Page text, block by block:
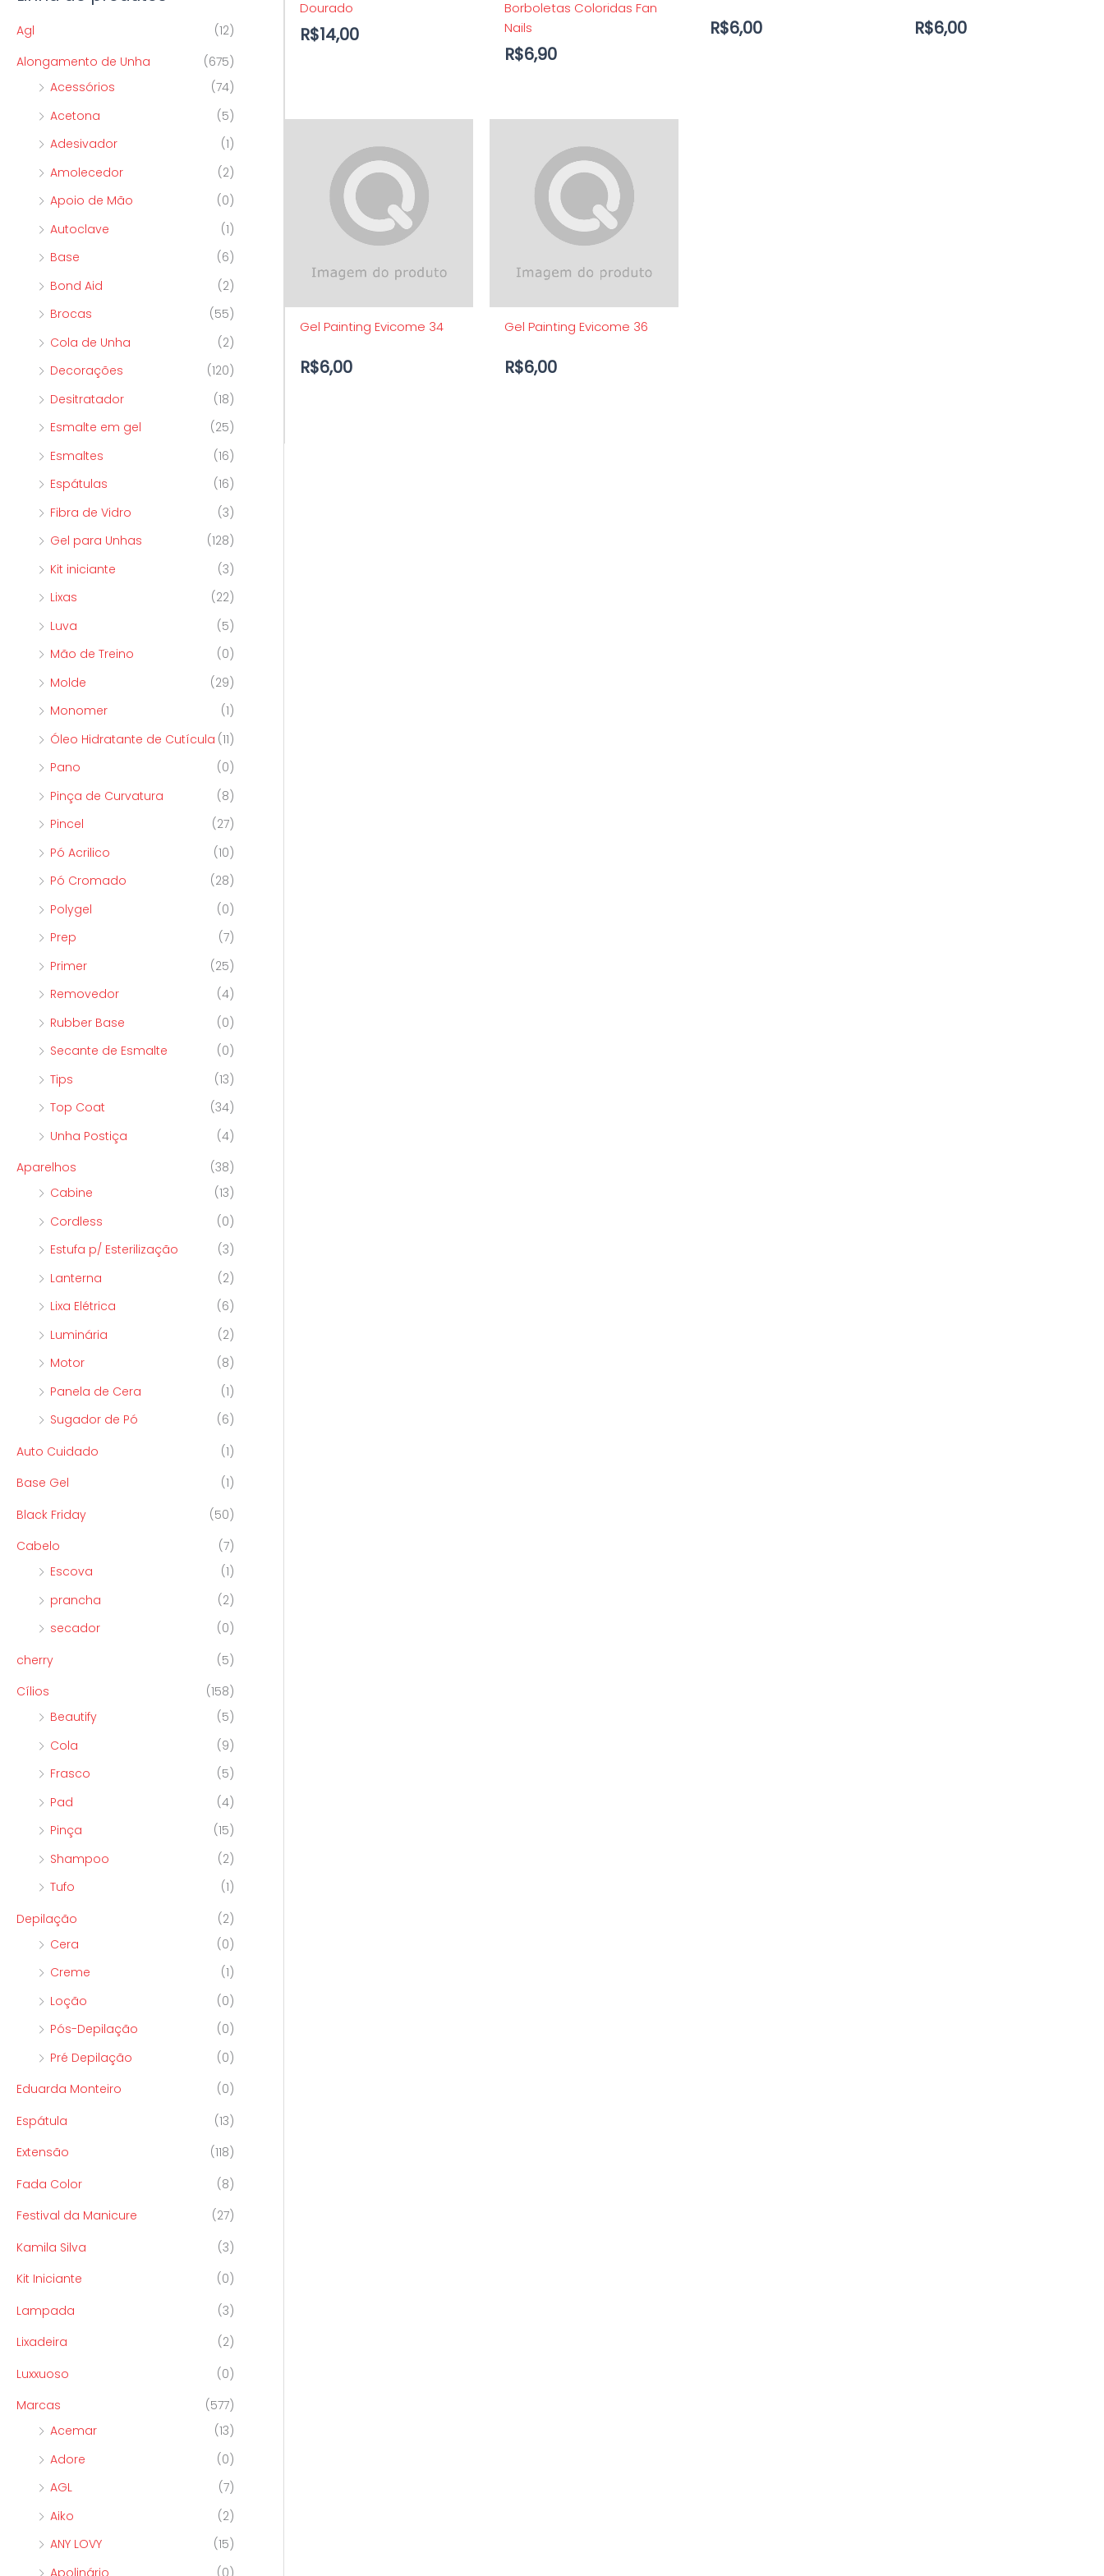
o
r
Agl
(12)
Alongamento de Unha
(675)
Acessórios
(74)
Acetona
(5)
Adesivador
(1)
Amolecedor
(2)
Apoio de Mão
(0)
Autoclave
(1)
Base
(6)
Bond Aid
(2)
Brocas
(55)
Cola de Unha
(2)
Decorações
(120)
Desitratador
(18)
Esmalte em gel
(25)
Esmaltes
(16)
Espátulas
(16)
Fibra de Vidro
(3)
Gel para Unhas
(128)
Kit iniciante
(3)
Lixas
(22)
Luva
(5)
Mão de Treino
(0)
Molde
(29)
Monomer
(1)
Óleo Hidratante de Cutícula (11)
Pano
(0)
Pinça de Curvatura
(8)
Pincel
(27)
Pó Acrilico
(10)
Pó Cromado
(28)
Polygel
(0)
Prep
(7)
Primer
(25)
Removedor
(4)
Rubber Base
(0)
Secante de Esmalte
(0)
Tips
(13)
Top Coat
(34)
Unha Postiça
(4)
Aparelhos
(38)
Cabine
(13)
Cordless
(0)
Estufa p/ Esterilização
(3)
Lanterna
(2)
Lixa Elétrica
(6)
Luminária
(2)
Motor
(8)
Panela de Cera
(1)
Sugador de Pó
(6)
Auto Cuidado
(1)
Base Gel
(1)
Black Friday
(50)
Cabelo
(7)
Escova
(1)
prancha
(2)
secador
(0)
cherry
(5)
Cílios
(158)
Beautify
(5)
Cola
(9)
Frasco
(5)
Pad
(4)
Pinça
(15)
Shampoo
(2)
Tufo
(1)
Depilação
(2)
Cera
(0)
Creme
(1)
Loção
(0)
Pós-Depilação
(0)
Pré Depilação
(0)
Eduarda Monteiro
(0)
Espátula
(13)
Extensão
(118)
Fada Color
(8)
Festival da Manicure
(27)
Kamila Silva
(3)
Kit Iniciante
(0)
Lampada
(3)
Lixadeira
(2)
Luxxuoso
(0)
Marcas
(577)
Acemar
(13)
Adore
(0)
AGL
(7)
Aiko
(2)
ANY LOVY
(15)
Apolinário
(0)
Dourado
R$14,00
Borboletas Coloridas Fan
Nails
R$6,90
R$6,00 R$6,00
Gel Painting Evicome 34
R$6,00
Gel Painting Evicome 36
R$6,00